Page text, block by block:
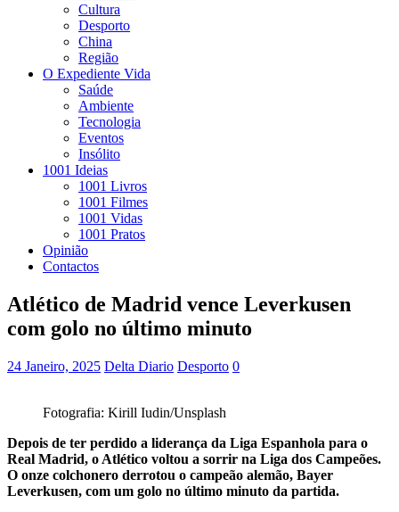
Cultura
Desporto
China
Região
O Expediente Vida
Saúde
Ambiente
Tecnologia
Eventos
Insólito
1001 Ideias
1001 Livros
1001 Filmes
1001 Vidas
1001 Pratos
Opinião
Contactos
Atlético de Madrid vence Leverkusen
com golo no último minuto
24 Janeiro, 2025 Delta Diario Desporto 0
Fotografia: Kirill Iudin/Unsplash
Depois de ter perdido a liderança da Liga Espanhola para o
Real Madrid, o Atlético voltou a sorrir na Liga dos Campeões.
O onze colchonero derrotou o campeão alemão, Bayer
Leverkusen, com um golo no último minuto da partida.